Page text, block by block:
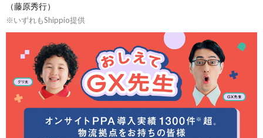
（藤原秀行）
※いずれもShippio提供